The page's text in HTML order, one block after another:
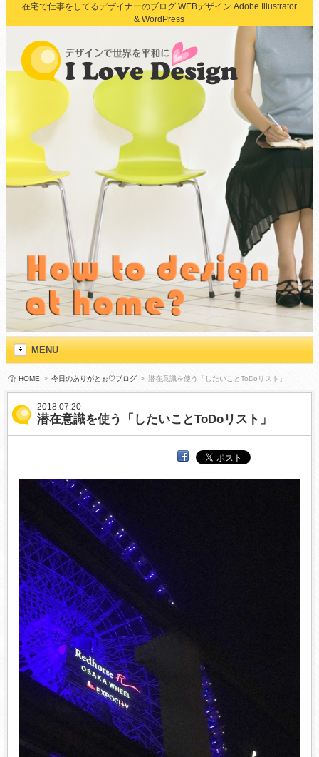
在宅で仕事をしてるデザイナーのブログ WEBデザイン Adobe Illustrator
& WordPress
MENU
HOME > 今日のありがとぉ♡ブログ > 潜在意識を使う「したいことToDoリスト」
2018.07.20
潜在意識を使う「したいことToDoリスト」